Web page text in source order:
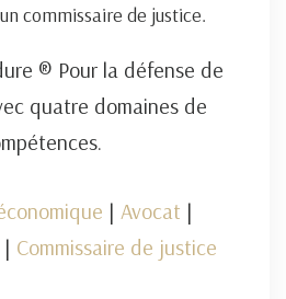
commissaire de justice.
® Pour la défense de
quatre domaines de
| Avocat |
| Commissaire de justice